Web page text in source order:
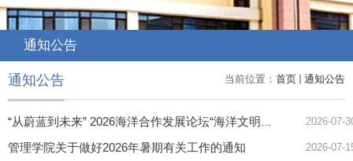
通知公告
当前位置： 首页 通知公告
通知公告
2026-07-
管理学院关于做好2026年暑期有关工作的通知 2026-07-